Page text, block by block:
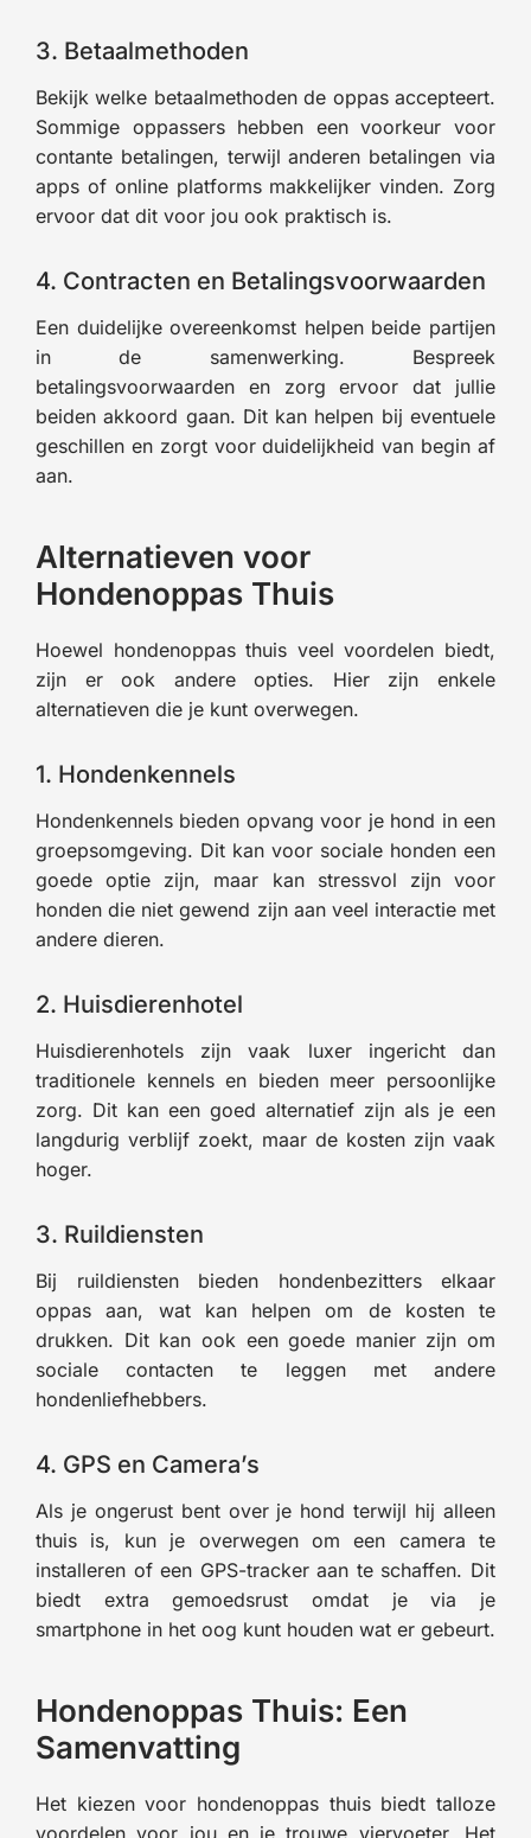
3. Betaalmethoden
Bekijk welke betaalmethoden de oppas accepteert.
Sommige oppassers hebben een voorkeur voor
contante betalingen, terwijl anderen betalingen via
apps of online platforms makkelijker vinden. Zorg
ervoor dat dit voor jou ook praktisch is.
4. Contracten en Betalingsvoorwaarden
Een duidelijke overeenkomst helpen beide partijen
in de samenwerking. Bespreek
betalingsvoorwaarden en zorg ervoor dat jullie
beiden akkoord gaan. Dit kan helpen bij eventuele
geschillen en zorgt voor duidelijkheid van begin af
aan.
Alternatieven voor
Hondenoppas Thuis
Hoewel hondenoppas thuis veel voordelen biedt,
zijn er ook andere opties. Hier zijn enkele
alternatieven die je kunt overwegen.
1. Hondenkennels
Hondenkennels bieden opvang voor je hond in een
groepsomgeving. Dit kan voor sociale honden een
goede optie zijn, maar kan stressvol zijn voor
honden die niet gewend zijn aan veel interactie met
andere dieren.
2. Huisdierenhotel
Huisdierenhotels zijn vaak luxer ingericht dan
traditionele kennels en bieden meer persoonlijke
zorg. Dit kan een goed alternatief zijn als je een
langdurig verblijf zoekt, maar de kosten zijn vaak
hoger.
3. Ruildiensten
Bij ruildiensten bieden hondenbezitters elkaar
oppas aan, wat kan helpen om de kosten te
drukken. Dit kan ook een goede manier zijn om
sociale contacten te leggen met andere
hondenliefhebbers.
4. GPS en Camera’s
Als je ongerust bent over je hond terwijl hij alleen
thuis is, kun je overwegen om een camera te
installeren of een GPS-tracker aan te schaffen. Dit
biedt extra gemoedsrust omdat je via je
smartphone in het oog kunt houden wat er gebeurt.
Hondenoppas Thuis: Een
Samenvatting
Het kiezen voor hondenoppas thuis biedt talloze